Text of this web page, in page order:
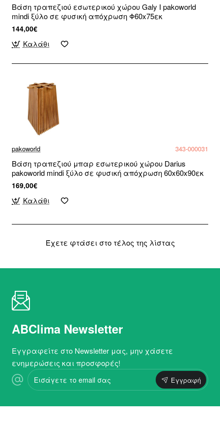
Βάση τραπεζιού εσωτερικού χώρου Galy I pakoworld
mindi ξύλο σε φυσική απόχρωση Φ60x75εκ
144,00€
Καλάθι
pakoworld 343-000031
Βάση τραπεζιού μπαρ εσωτερικού χώρου Darius
pakoworld mindi ξύλο σε φυσική απόχρωση 60x60x90εκ
169,00€
Καλάθι
Έχετε φτάσει στο τέλος της λίστας
ABClima Newsletter
Εγγραφείτε στο Newsletter μας, μην χάσετε
ενημερώσεις και προσφορές!
Εισάγετε
το
email
Εγγραφή